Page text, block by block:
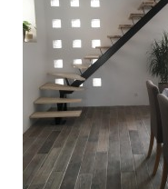
Escalier extérieur
Finitions pour escalier